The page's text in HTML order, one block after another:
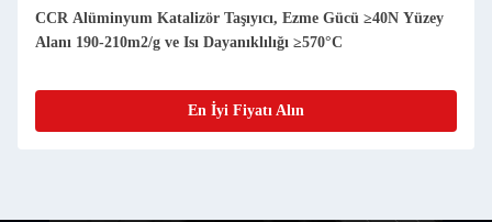
CCR Alüminyum Katalizör Taşıyıcı, Ezme Gücü ≥40N Yüzey
Alanı 190-210m2/g ve Isı Dayanıklılığı ≥570°C
En İyi Fiyatı Alın